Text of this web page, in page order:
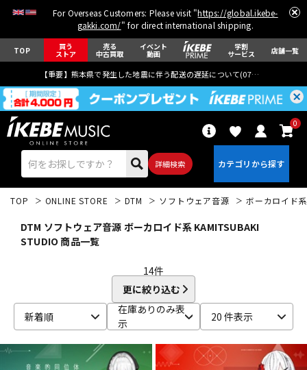
For Overseas Customers: Please visit "https://global.ikebe-
gakki.com/" for direct international shipping.
TOP 買う
ストア
売る
中古買取
イベント
動画
学割
サービス 店舗一覧
【重要】熊本県で発生した地震に伴う配送の遅延について(07月29日
詳細検索
0
ベース ウクレレ
TOP ONLINE STORE DTM ソフトウェア音源 ボーカロイド系
DTM ソフトウェア音源 ボーカロイド系 KAMITSUBAKI
STUDIO 商品一覧
14件
更に絞り込む
新着順
在庫ありのみ表
示
20 件表示